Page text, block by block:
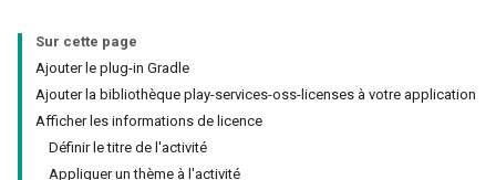
Sur cette page
Ajouter le plug-in Gradle
Ajouter la bibliothèque play-services-oss-licenses à votre application
Afficher les informations de licence
Définir le titre de l'activité
Appliquer un thème à l'activité